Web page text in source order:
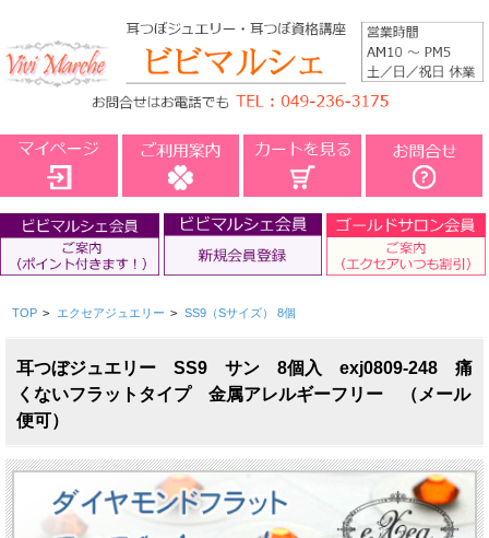
TOP > エクセアジュエリー > SS9（Sサイズ） 8個
耳つぼジュエリー SS9 サン 8個入 exj0809-248 痛
くないフラットタイプ 金属アレルギーフリー （メール
便可）